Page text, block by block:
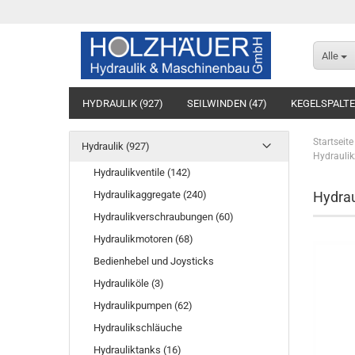
Alle
HYDRAULIK (927) SEILWINDEN (47)
Startseite
Hydraulik (927)
Hydraulikventile (142)
Hydraulikaggregate (240)
Hydraulikverschraubungen (60)
Hydraulikmotoren (68)
Bedienhebel und Joysticks
Hydrauliköle (3)
Hydraulikpumpen (62)
Hydraulikschläuche
Hydrauliktanks (16)